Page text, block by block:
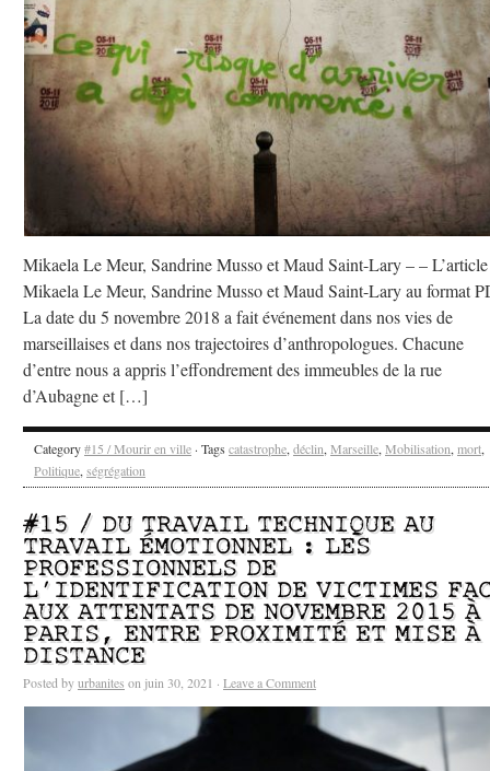
Mikaela Le Meur, Sandrine Musso et Maud Saint-Lary – –
Mikaela Le Meur, Sandrine Musso et Maud Saint-Lary au format
La date du 5 novembre 2018 a fait événement dans nos vies de
marseillaises et dans nos trajectoires d’anthropologues. Chacune
d’entre nous a appris l’effondrement des immeubles de la rue
d’Aubagne et […]
Category#15 / Mourir en ville · Tags catastrophe, déclin, Marseille, Mobilisation, mort,
Politique, ségrégation
#15 / DU TRAVAIL TECHNIQUE AU
TRAVAIL ÉMOTIONNEL : LES
PROFESSIONNELS DE
L’IDENTIFICATION DE VICTIMES
AUX ATTENTATS DE NOVEMBRE 2015 À
PARIS, ENTRE PROXIMITÉ ET MISE À
DISTANCE
Posted byurbanites on juin 30, 2021 · Leave a Comment